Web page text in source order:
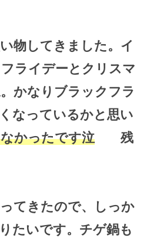
物してきました。イ
ライデーとクリスマ
かなりブラックフラ
なっているかと思い
かったです泣 残
てきたので、しっか
たいです。チゲ鍋も